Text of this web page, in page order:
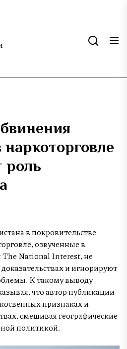
роль
в покровительстве
озвученные в
National Interest, не
и игнорируют
К такому выводу
что автор публикации
признаках и
смешивая географические
политикой.